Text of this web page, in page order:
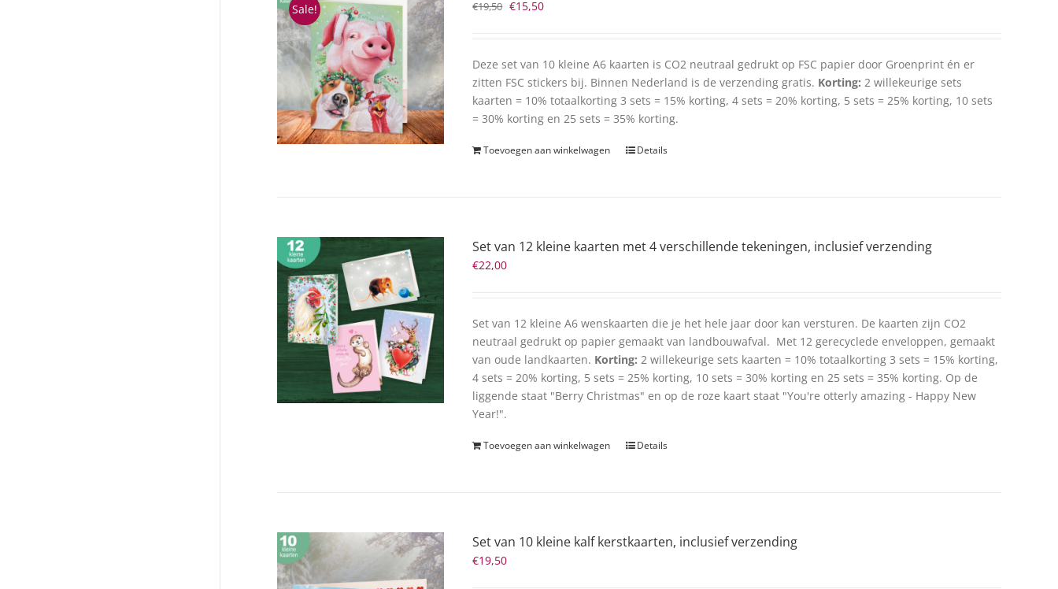
Sale! €19,50 Oorspronkelijke
€19,50.
€15,50Huidige
€15,50.
Deze set van 10 kleine A6 kaarten is CO2 neutraal gedrukt op FSC papier door Groenprint én er
zitten FSC stickers bij. Binnen Nederland is de verzending gratis. Korting: 2 willekeurige sets
kaarten = 10% totaalkorting 3 sets = 15% korting, 4 sets = 20% korting, 5 sets = 25% korting, 10 sets
= 30% korting en 25 sets = 35% korting.
Toevoegen aan winkelwagen Details
Set van 12 kleine kaarten met 4 verschillende tekeningen, inclusief verzending
€22,00
Set van 12 kleine A6 wenskaarten die je het hele jaar door kan versturen. De kaarten zijn CO2
neutraal gedrukt op papier gemaakt van landbouwafval. Met 12 gerecyclede enveloppen, gemaakt
van oude landkaarten. Korting: 2 willekeurige sets kaarten = 10% totaalkorting 3 sets = 15% korting,
4 sets = 20% korting, 5 sets = 25% korting, 10 sets = 30% korting en 25 sets = 35% korting. Op de
liggende staat "Berry Christmas" en op de roze kaart staat "You're otterly amazing - Happy New
Year!".
Toevoegen aan winkelwagen Details
Set van 10 kleine kalf kerstkaarten, inclusief verzending
€19,50